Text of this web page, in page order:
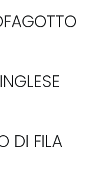
DI FILA